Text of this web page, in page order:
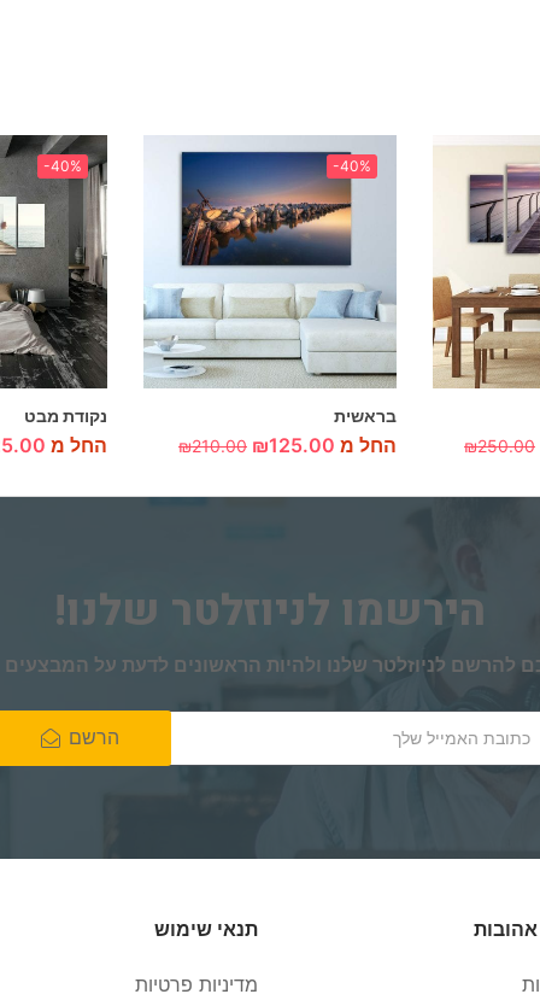
-40%
נקודת מבט
החל מ
-40%
בראשית
החל מ ₪125.00
₪210.00 ₪250.00
הירשמו לניוזלטר שלנו!
להרשם לניוזלטר שלנו ולהיות הראשונים לדעת על
הרשם
אהובות תנאי שימוש
מדיניות פרטיות